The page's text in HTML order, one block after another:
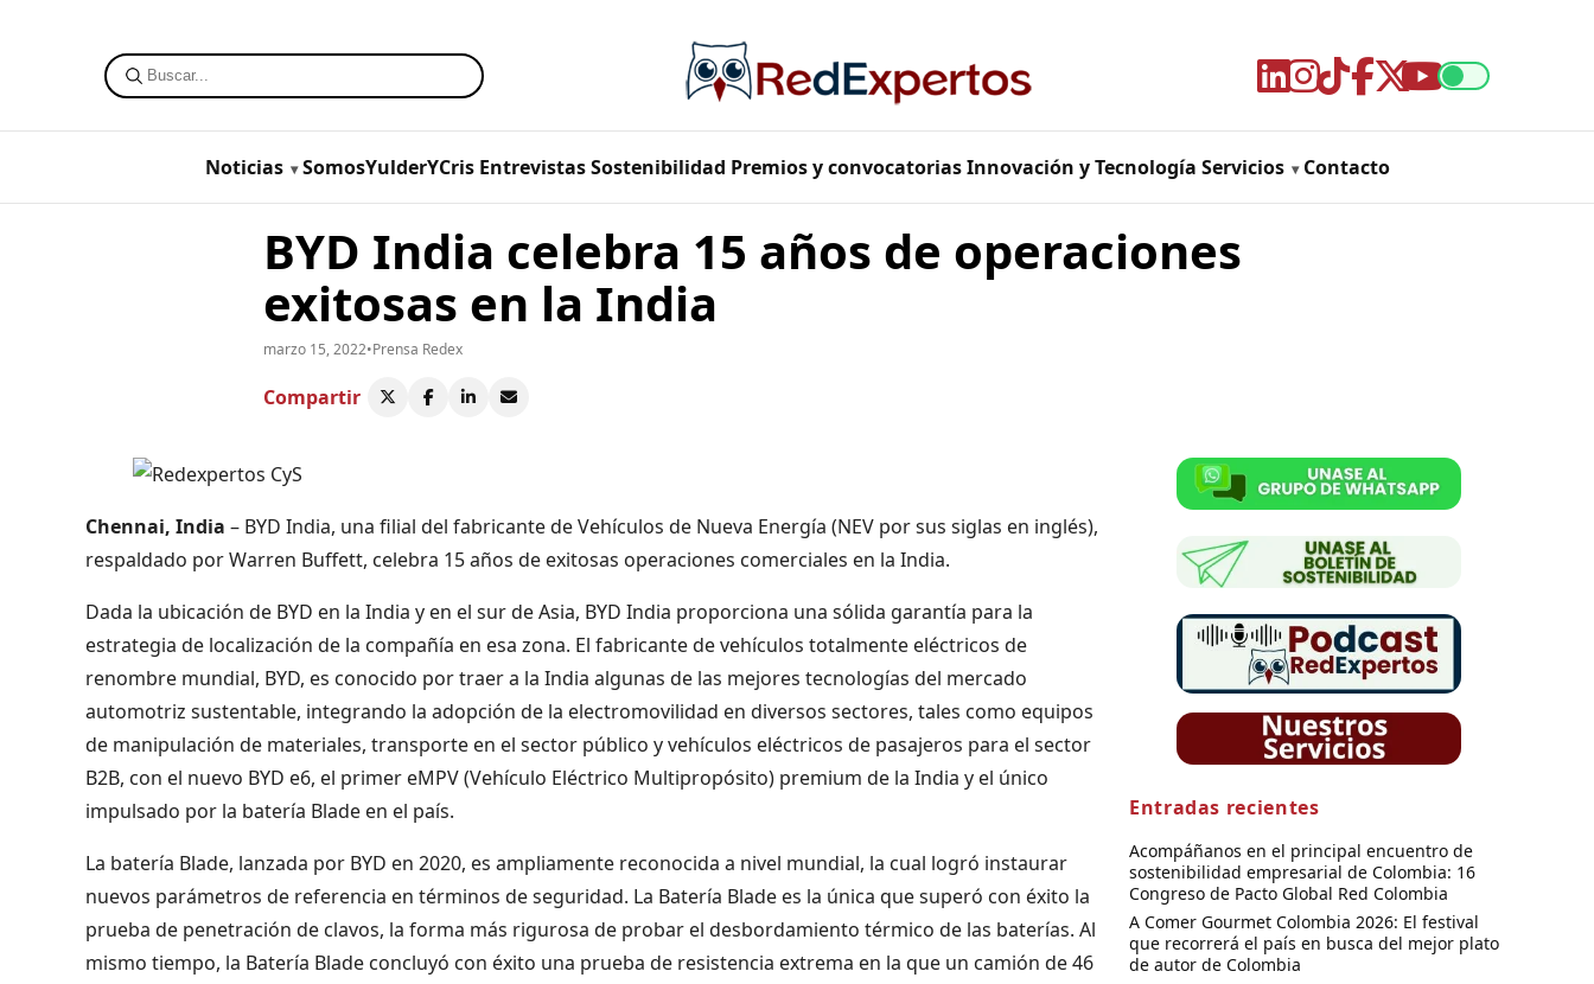
Noticias SomosYulderYCris Entrevistas Sostenibilidad Premios y convocatorias Innovación y Tecnología Servicios Contacto
BYD India celebra 15 años de operaciones
exitosas en la India
marzo 15, 2022•Prensa Redex
Compartir
Chennai, India – BYD India, una filial del fabricante de Vehículos de Nueva Energía (NEV por sus siglas en inglés),
respaldado por Warren Buffett, celebra 15 años de exitosas operaciones comerciales en la India.
Dada la ubicación de BYD en la India y en el sur de Asia, BYD India proporciona una sólida garantía para la
estrategia de localización de la compañía en esa zona. El fabricante de vehículos totalmente eléctricos de
renombre mundial, BYD, es conocido por traer a la India algunas de las mejores tecnologías del mercado
automotriz sustentable, integrando la adopción de la electromovilidad en diversos sectores, tales como equipos
de manipulación de materiales, transporte en el sector público y vehículos eléctricos de pasajeros para el sector
B2B, con el nuevo BYD e6, el primer eMPV (Vehículo Eléctrico Multipropósito) premium de la India y el único
impulsado por la batería Blade en el país.
La batería Blade, lanzada por BYD en 2020, es ampliamente reconocida a nivel mundial, la cual logró instaurar
nuevos parámetros de referencia en términos de seguridad. La Batería Blade es la única que superó con éxito la
prueba de penetración de clavos, la forma más rigurosa de probar el desbordamiento térmico de las baterías. Al
mismo tiempo, la Batería Blade concluyó con éxito una prueba de resistencia extrema en la que un camión de 46
Entradas recientes
Acompáñanos en el principal encuentro de
sostenibilidad empresarial de Colombia: 16
Congreso de Pacto Global Red Colombia
A Comer Gourmet Colombia 2026: El festival
que recorrerá el país en busca del mejor plato
de autor de Colombia